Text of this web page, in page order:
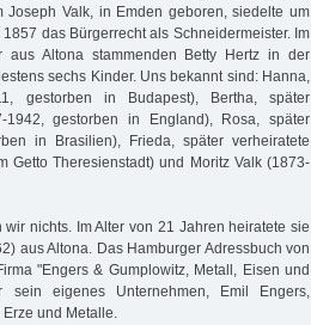
Joseph Valk, in Emden geboren, siedelte um
das Bürgerrecht als Schneidermeister. Im
Altona stammenden Betty Hertz in der
sechs Kinder. Uns bekannt sind: Hanna,
gestorben in Budapest), Bertha, später
1942, gestorben in England), Rosa, später
in Brasilien), Frieda, später verheiratete
Getto Theresienstadt) und Moritz Valk (1873-
nichts. Im Alter von 21 Jahren heiratete sie
aus Altona. Das Hamburger Adressbuch von
"Engers & Gumplowitz, Metall, Eisen und
sein eigenes Unternehmen, Emil Engers,
und Metalle.